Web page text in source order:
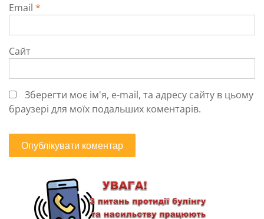
Email *
Сайт
Зберегти моє ім'я, e-mail, та адресу сайту в цьому
браузері для моїх подальших коментарів.